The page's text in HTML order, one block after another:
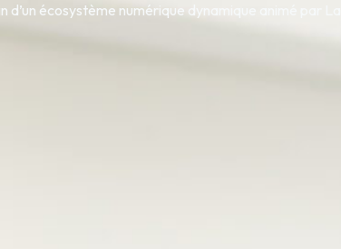
d’un écosystème numérique dynamique animé par La